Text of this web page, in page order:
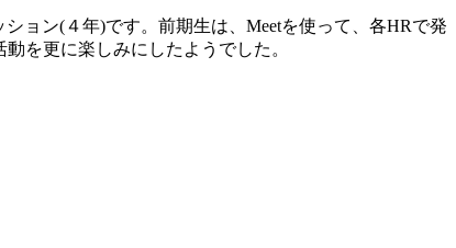
ョン(４年)です。前期生は、Meetを使って、各HRで発
を更に楽しみにしたようでした。